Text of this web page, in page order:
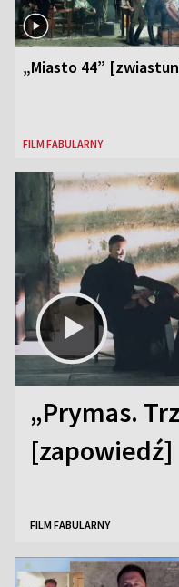
„Miasto 44”
FILM FABULARNY
„Prymas.
[zapowiedź]
FILM FABULARNY